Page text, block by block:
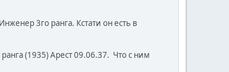
3го ранга. Кстати он есть в
(1935) Арест 09.06.37. Что с ним